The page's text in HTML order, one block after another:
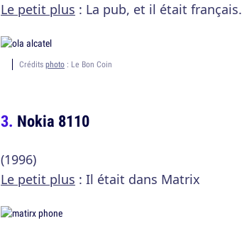
Le petit plus : La pub, et il était français.
Crédits photo : Le Bon Coin
Nokia 8110
(1996)
Le petit plus : Il était dans Matrix